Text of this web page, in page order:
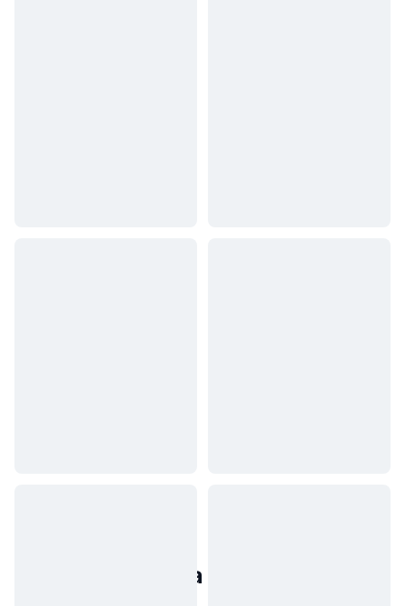
Populárne aktíva z reálneho